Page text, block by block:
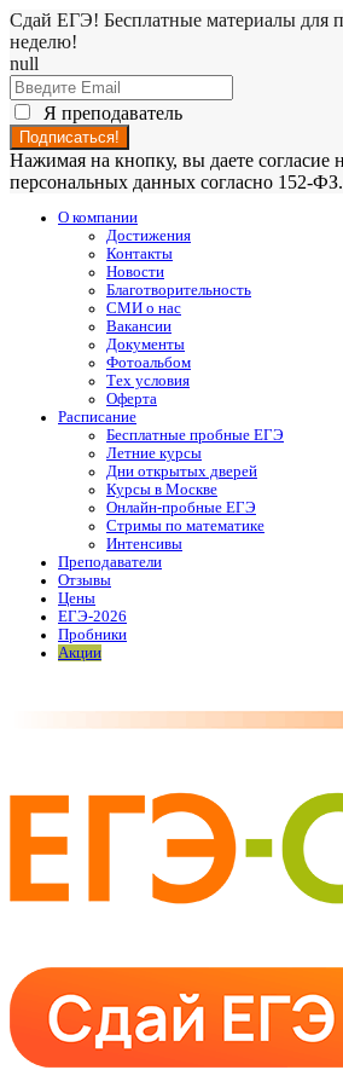
Сдай ЕГЭ! Бесплатные материалы для
неделю!
null
Я преподаватель
Нажимая на кнопку, вы даете согласие
персональных данных согласно 152-ФЗ.
О компании
Достижения
Контакты
Новости
Благотворительность
СМИ о нас
Вакансии
Документы
Фотоальбом
Тех условия
Оферта
Расписание
Бесплатные пробные ЕГЭ
Летние курсы
Дни открытых дверей
Курсы в Москве
Онлайн-пробные ЕГЭ
Стримы по математике
Интенсивы
Преподаватели
Отзывы
Цены
ЕГЭ-2026
Пробники
Акции